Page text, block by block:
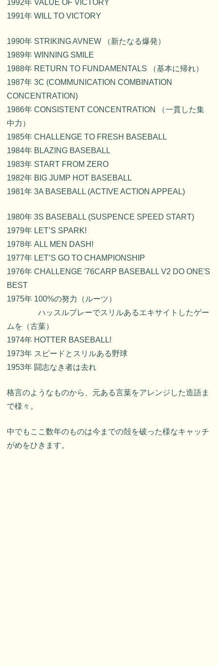
1992年 VALUE OF VICTORY
1991年 WILL TO VICTORY
1990年 STRIKING AVNEW （新たなる爆発）
1989年 WINNING SMILE
1988年 RETURN TO FUNDAMENTALS （基本に帰れ）
1987年 3C (COMMUNICATION COMBINATION
CONCENTRATION)
1986年 CONSISTENT CONCENTRATION （一貫した集
中力）
1985年 CHALLENGE TO FRESH BASEBALL
1984年 BLAZING BASEBALL
1983年 START FROM ZERO
1982年 BIG JUMP HOT BASEBALL
1981年 3A BASEBALL (ACTIVE ACTION APPEAL)
1980年 3S BASEBALL (SUSPENCE SPEED START)
1979年 LET’S SPARK!
1978年 ALL MEN DASH!
1977年 LET’S GO TO CHAMPIONSHIP
1976年 CHALLENGE '76CARP BASEBALL V2 DO ONE'S
BEST
1975年 100%の努力（ルーツ）
ハッスルプレーでスリルあるエキサイトしたゲー
ムを（古葉）
1974年 HOTTER BASEBALL!
1973年 スピードとスリルある野球
1953年 闘志なき者は去れ
格言のようなものから、元ある言葉をアレンジした造語ま
で様々。
中でもここ数年のものは今までの殻を破った様なキャッチ
がめをひきます。